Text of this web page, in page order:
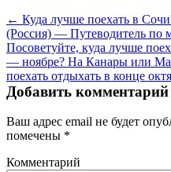
← Куда лучше поехать в
(Россия) — Путеводитель по
Посоветуйте, куда лучше
— ноябре? На Канары или
поехать отдыхать в конце
Добавить комментарий
Ваш адрес email не будет
помечены *
Комментарий